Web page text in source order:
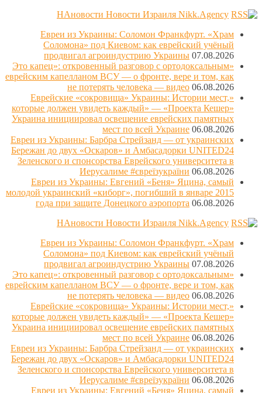
НАновости Новости Израиля Nikk.Agency
Евреи из Украины: Соломон Франкфурт. «Храм
Соломона» под Киевом: как еврейский учёный
продвигал агроиндустрию Украины 07.08.2026
«Это капец»: откровенный разговор с ортодоксальным
еврейским капелланом ВСУ — о фронте, вере и том, как
не потерять человека — видео 06.08.2026
«Еврейские «сокровища» Украины: Истории мест,
которые должен увидеть каждый» — «Проекта Кешер»
Украина инициировал освещение еврейских памятных
мест по всей Украине 06.08.2026
Евреи из Украины: Барбра Стрейзанд — от украинских
Бережан до двух «Оскаров» и Амбасадорки UNITED24
Зеленского и спонсорства Еврейского университета в
Иерусалиме #євреїзукраїни 06.08.2026
Евреи из Украины: Евгений «Беня» Яцина, самый
молодой украинский «киборг», погибший в январе 2015
года при защите Донецкого аэропорта 06.08.2026
НАновости Новости Израиля Nikk.Agency
Евреи из Украины: Соломон Франкфурт. «Храм
Соломона» под Киевом: как еврейский учёный
продвигал агроиндустрию Украины 07.08.2026
«Это капец»: откровенный разговор с ортодоксальным
еврейским капелланом ВСУ — о фронте, вере и том, как
не потерять человека — видео 06.08.2026
«Еврейские «сокровища» Украины: Истории мест,
которые должен увидеть каждый» — «Проекта Кешер»
Украина инициировал освещение еврейских памятных
мест по всей Украине 06.08.2026
Евреи из Украины: Барбра Стрейзанд — от украинских
Бережан до двух «Оскаров» и Амбасадорки UNITED24
Зеленского и спонсорства Еврейского университета в
Иерусалиме #євреїзукраїни 06.08.2026
Евреи из Украины: Евгений «Беня» Яцина, самый